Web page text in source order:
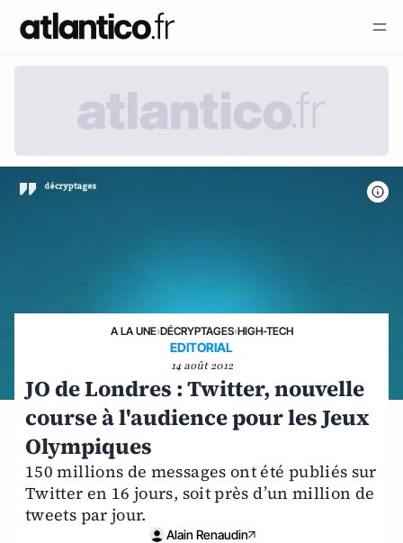
A LA UNE›DÉCRYPTAGES›HIGH-TECH
EDITORIAL
14 août 2012
JO de Londres : Twitter, nouvelle
course à l'audience pour les Jeux
Olympiques
150 millions de messages ont été publiés sur
Twitter en 16 jours, soit près d’un million de
tweets par jour.
Alain Renaudin